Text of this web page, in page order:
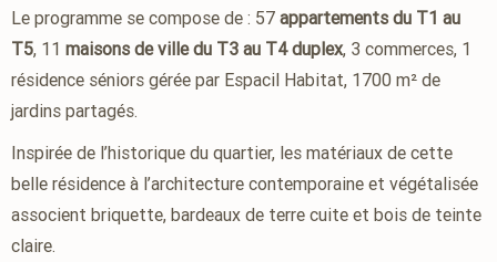
Le programme se compose de : 57 appartements du T1 au
T5, 11 maisons de ville du T3 au T4 duplex, 3 commerces, 1
résidence séniors gérée par Espacil Habitat, 1700 m² de
jardins partagés.
Inspirée de l’historique du quartier, les matériaux de cette
belle résidence à l’architecture contemporaine et végétalisée
associent briquette, bardeaux de terre cuite et bois de teinte
claire.